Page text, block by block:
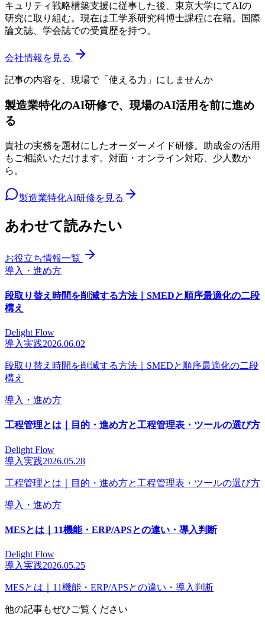
キュリティ戦略構築支援に従事した後、東京大学にてAIの
研究に取り組む。現在は工学系研究科博士課程に在籍。国際
論文誌、学会誌での受賞歴を持つ。
会社情報を見る
記事の内容を、現場で「使える力」にしませんか
製造業特化のAI研修で、現場のAI活用を前に進め
る
貴社の実務を題材にしたオーダーメイド研修。助成金の活用
もご相談いただけます。対面・オンライン対応、少人数か
ら。
製造業特化AI研修を見る
あわせて読みたい
お役立ち情報一覧
導入・進め方
段取り替え時間を削減する方法｜SMEDと順序最適化の二段
構え
Delight Flow
導入実践2026.06.02
段取り替え時間を削減する方法｜SMEDと順序最適化の二段
構え
導入・進め方
工程管理とは｜目的・進め方と工程管理表・ツールの選び方
Delight Flow
導入実践2026.05.28
工程管理とは｜目的・進め方と工程管理表・ツールの選び方
導入・進め方
MESとは｜11機能・ERP/APSとの違い・導入判断
Delight Flow
導入実践2026.05.25
MESとは｜11機能・ERP/APSとの違い・導入判断
他の記事もぜひご覧ください